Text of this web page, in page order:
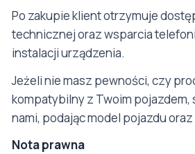
Po zakupie klient otrzymuje
technicznej oraz wsparcia
instalacji urządzenia.
Jeżeli nie masz pewności, czy
kompatybilny z Twoim pojazdem,
nami, podając model pojazdu oraz
Nota prawna